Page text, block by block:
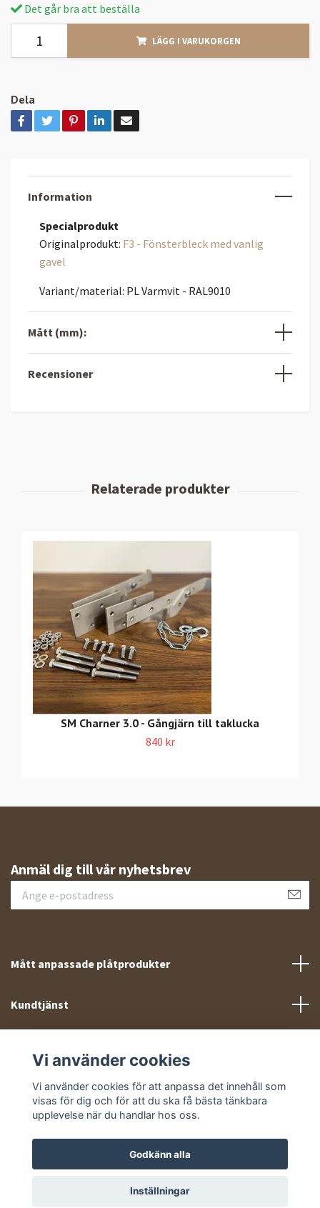
Det går bra att beställa
LÄGG I VARUKORGEN
Dela
Information
Specialprodukt
Originalprodukt: F3 - Fönsterbleck med vanlig
gavel
Variant/material: PL Varmvit - RAL9010
Mått (mm):
Recensioner
SM Charner 3.0 - Gångjärn till taklucka
840 kr
Anmäl dig till vår nyhetsbrev
Mått anpassade plåtprodukter
Kundtjänst
Sociala medier
© 2026 Takprofiler.se
Vi använder cookies
Vi använder cookies för att anpassa det innehåll som
visas för dig och för att du ska få bästa tänkbara
upplevelse när du handlar hos oss.
Godkänn alla
Inställningar